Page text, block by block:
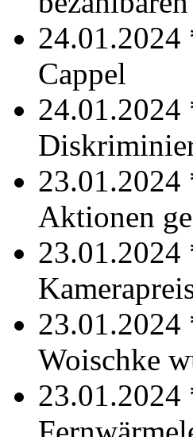
24.01.2024
Cappel
24.01.2024
23.01.2024
Aktionen
23.01.2024
23.01.2024
Woischke
23.01.2024